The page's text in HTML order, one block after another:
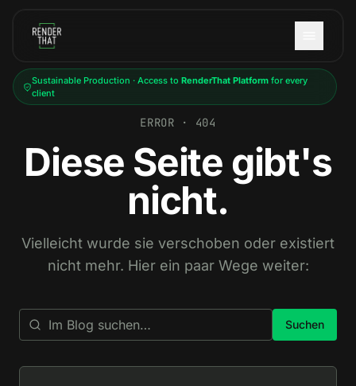
Sustainable Production · Access to RenderThat Platformfor every
client
ERROR · 404
Diese Seite gibt's
nicht.
Vielleicht wurde sie verschoben oder existiert
nicht mehr. Hier ein paar Wege weiter:
Suchen